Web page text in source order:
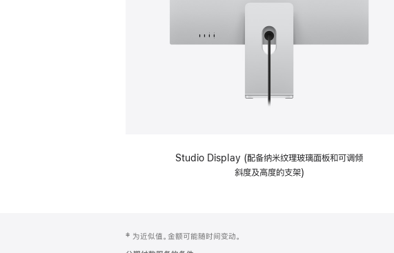
Studio Display (配备纳米纹理玻璃面板和可调倾
斜度及高度的支架)
注
‡ 为近似值。金额可能随时间变动。